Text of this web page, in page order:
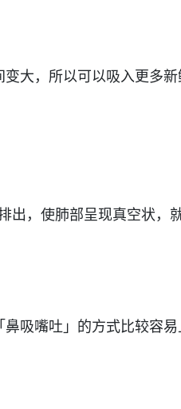
大，所以可以吸入更多
出，使肺部呈现真空状，
吸嘴吐」的方式比较容